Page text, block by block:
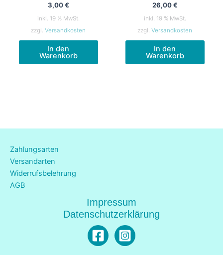
3,00€
inkl. 19 % MwSt.
zzgl. Versandkosten
In den
Warenkorb
26,00€
inkl. 19 % MwSt.
zzgl. Versandkosten
In den
Warenkorb
Zahlungsarten
Versandarten
Widerrufsbelehrung
AGB
Impressum
Datenschutzerklärung